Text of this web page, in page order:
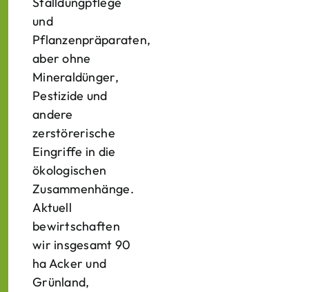
und
Pflanzenpräparaten,
aber ohne
Mineraldünger,
Pestizide und
andere
zerstörerische
Eingriffe in die
ökologischen
Zusammenhänge.
Aktuell
bewirtschaften
wir insgesamt 90
ha Acker und
Grünland,